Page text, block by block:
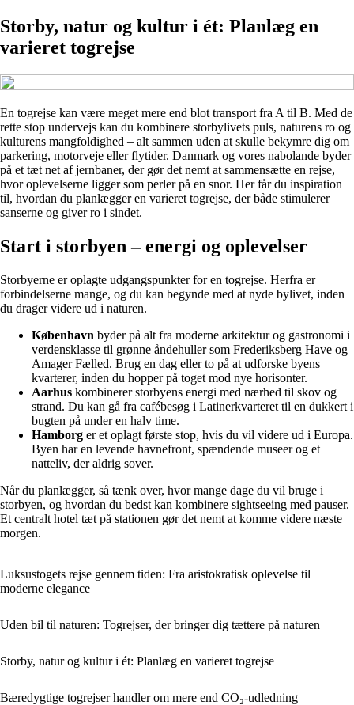
Storby, natur og kultur i ét: Planlæg en
varieret togrejse
En togrejse kan være meget mere end blot transport fra A til B. Med de
rette stop undervejs kan du kombinere storbylivets puls, naturens ro og
kulturens mangfoldighed – alt sammen uden at skulle bekymre dig om
parkering, motorveje eller flytider. Danmark og vores nabolande byder
på et tæt net af jernbaner, der gør det nemt at sammensætte en rejse,
hvor oplevelserne ligger som perler på en snor. Her får du inspiration
til, hvordan du planlægger en varieret togrejse, der både stimulerer
sanserne og giver ro i sindet.
Start i storbyen – energi og oplevelser
Storbyerne er oplagte udgangspunkter for en togrejse. Herfra er
forbindelserne mange, og du kan begynde med at nyde bylivet, inden
du drager videre ud i naturen.
København byder på alt fra moderne arkitektur og gastronomi i
verdensklasse til grønne åndehuller som Frederiksberg Have og
Amager Fælled. Brug en dag eller to på at udforske byens
kvarterer, inden du hopper på toget mod nye horisonter.
Aarhus kombinerer storbyens energi med nærhed til skov og
strand. Du kan gå fra cafébesøg i Latinerkvarteret til en dukkert i
bugten på under en halv time.
Hamborg er et oplagt første stop, hvis du vil videre ud i Europa.
Byen har en levende havnefront, spændende museer og et
natteliv, der aldrig sover.
Når du planlægger, så tænk over, hvor mange dage du vil bruge i
storbyen, og hvordan du bedst kan kombinere sightseeing med pauser.
Et centralt hotel tæt på stationen gør det nemt at komme videre næste
morgen.
Luksustogets rejse gennem tiden: Fra aristokratisk oplevelse til
moderne elegance
Uden bil til naturen: Togrejser, der bringer dig tættere på naturen
Storby, natur og kultur i ét: Planlæg en varieret togrejse
Bæredygtige togrejser handler om mere end CO₂-udledning